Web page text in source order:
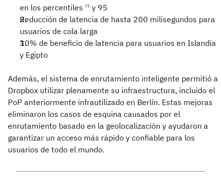
en los percentiles 75 y 95
Reducción de latencia de hasta 200 milisegundos para
usuarios de cola larga
10% de beneficio de latencia para usuarios en Islandia
y Egipto
Además, el sistema de enrutamiento inteligente permitió a
Dropbox utilizar plenamente su infraestructura, incluido el
PoP anteriormente infrautilizado en Berlín. Estas mejoras
eliminaron los casos de esquina causados por el
enrutamiento basado en la geolocalización y ayudaron a
garantizar un acceso más rápido y confiable para los
usuarios de todo el mundo.